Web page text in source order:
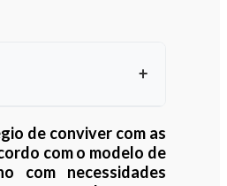
este artigo
de conviver com as
com o modelo de
com necessidades